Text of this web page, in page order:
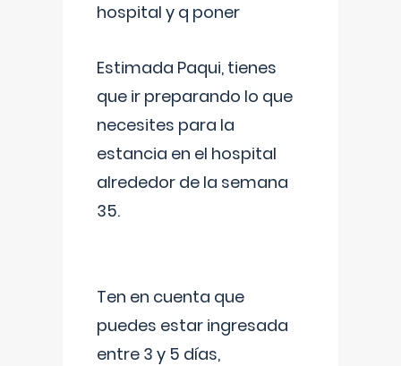
hospital y q poner
Estimada Paqui, tienes
que ir preparando lo que
necesites para la
estancia en el hospital
alrededor de la semana
35.
Ten en cuenta que
puedes estar ingresada
entre 3 y 5 días,